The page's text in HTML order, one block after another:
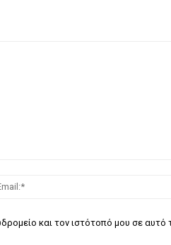
και τον ιστότοπό μου σε αυτό